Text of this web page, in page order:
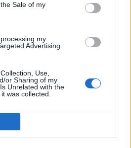
Sale of my
my
Advertising.
Use,
or Sharing of my
Unrelated with the
was collected.